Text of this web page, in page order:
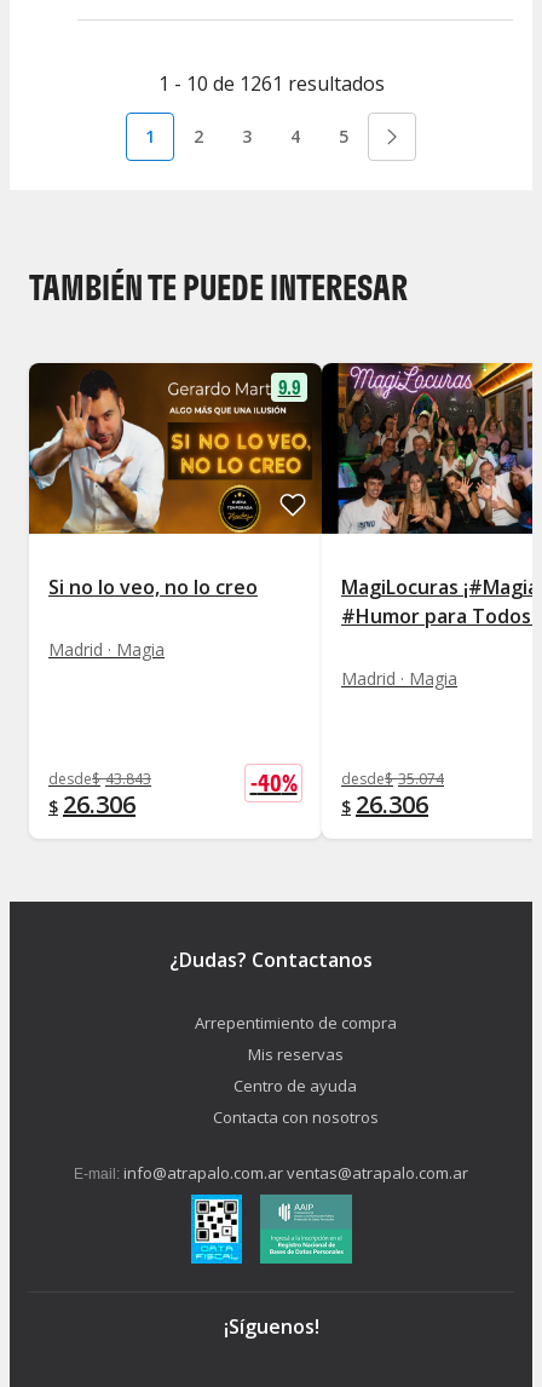
1 - 10 de 1261 resultados
1 2 3 4 5
TAMBIÉN TE PUEDE INTERESAR
9.9
Si no lo veo, no lo creo
Madrid · Magia
desde$ 43.843
$ 26.306
-40%
MagiLocuras
#Humor para Todos!
Madrid · Magia
desde$ 35.074
$ 26.306
¿Dudas? Contactanos
Arrepentimiento de compra
Mis reservas
Centro de ayuda
Contacta con nosotros
E-mail: info@atrapalo.com.arventas@atrapalo.com.ar
¡Síguenos!